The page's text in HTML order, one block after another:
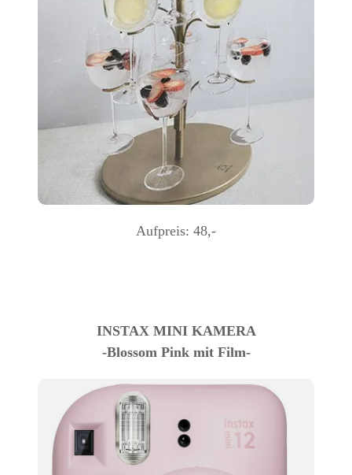
Aufpreis: 48,-
INSTAX MINI KAMERA
-Blossom Pink mit Film-